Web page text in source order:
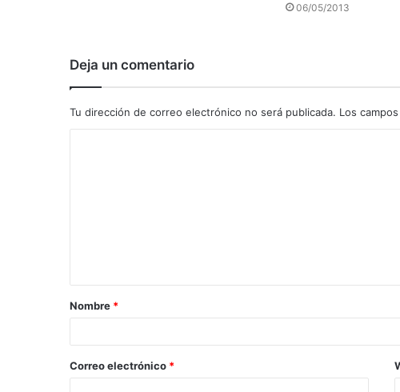
06/05/2013
Deja un comentario
Tu dirección de correo electrónico no será publicada. Los
a
r
*
Nombre *
Correo electrónico *